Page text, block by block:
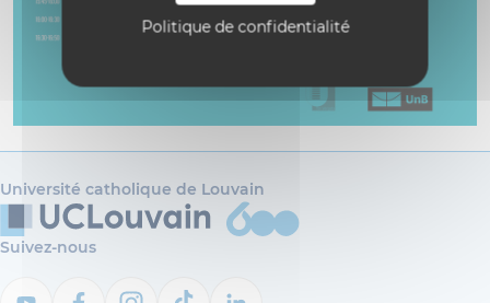
Politique de confidentialité
Université catholique de Louvain
Suivez-nous